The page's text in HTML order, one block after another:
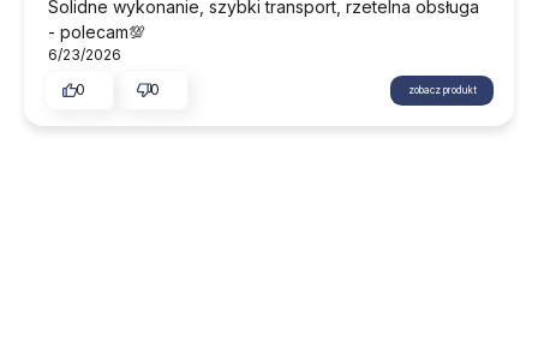
Solidne wykonanie, szybki transport, rzetelna obsługa
- polecam💯
6/23/2026
0
0 zobacz produkt